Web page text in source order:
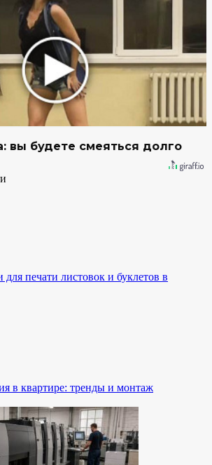
вы будете смеяться долго
печати листовок и буклетов в
в квартире: тренды и монтаж